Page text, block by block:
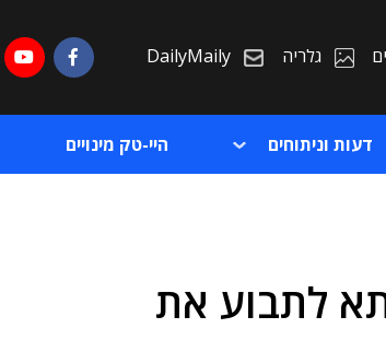
גלריה DailyMaily
דעות וניתוחים היי-טק מינויים
לתבוע את